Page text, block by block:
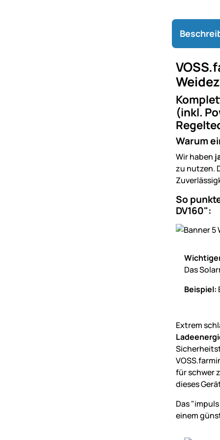
(inkl.
Warum
Wir haben
zu nutzen.
So
DV160":
Das
Beispiel:
Extrem
für schwer
dieses
Das
einem